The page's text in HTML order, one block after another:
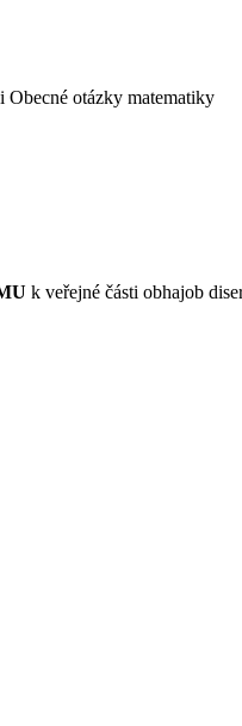
Obecné otázky matematiky
k veřejné části obhajob